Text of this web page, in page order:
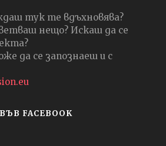
тук те вдъхновява?
нещо? Искаш да се
да се запознаеш и с
FACEBOOK